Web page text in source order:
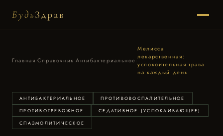
БудьЗдрав
Главная·Справочник·Антибактериальное ·
Мелисса
лекарственная:
успокоительная трава
на каждый день
АНТИБАКТЕРИАЛЬНОЕ
ПРОТИВОВОСПАЛИТЕЛЬНОЕ
ПРОТИВОТРЕВОЖНОЕ
СЕДАТИВНОЕ (УСПОКАИВАЮЩЕЕ)
СПАЗМОЛИТИЧЕСКОЕ